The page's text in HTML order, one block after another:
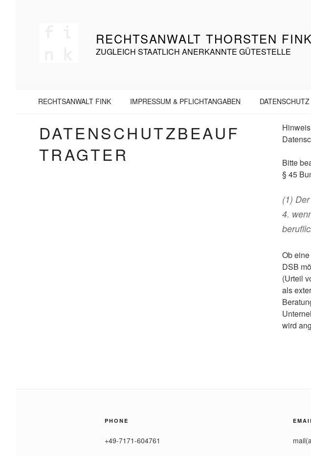
RECHTSANWALT THORSTEN
ZUGLEICH STAATLICH ANERKANNTE GÜTESTELLE
RECHTSANWALT FINK IMPRESSUM & PFLICHTANGABEN DATENSCHUTZ
DATENSCHUTZBEAUF
TRAGTER
Bitte
§ 45
(1)
4.
Ob
DSB
(Urteil
als
wird
PHONE
+49-7171-604761